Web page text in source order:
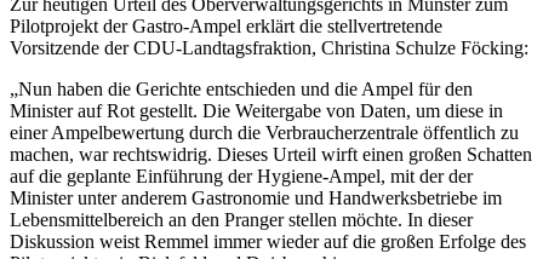
Pilotprojekt der Gastro-Ampel erklärt die stellvertretende
Vorsitzende der CDU-Landtagsfraktion, Christina Schulze Föcking:
„Nun haben die Gerichte entschieden und die Ampel für den
Minister auf Rot gestellt. Die Weitergabe von Daten, um diese in
einer Ampelbewertung durch die Verbraucherzentrale öffentlich zu
machen, war rechtswidrig. Dieses Urteil wirft einen großen Schatten
auf die geplante Einführung der Hygiene-Ampel, mit der der
Minister unter anderem Gastronomie und Handwerksbetriebe im
Lebensmittelbereich an den Pranger stellen möchte. In dieser
Diskussion weist Remmel immer wieder auf die großen Erfolge des